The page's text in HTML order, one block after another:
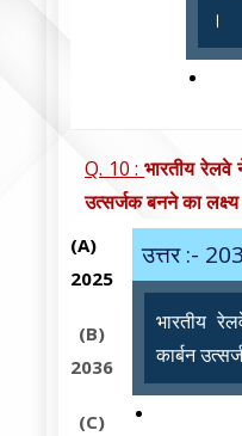
।
Q. 10 :भारतीय रेलवे
उत्सर्जक बनने का
(A)
2025
(B)
2036
(C)
उत्तर :-
भारतीय
कार्बन